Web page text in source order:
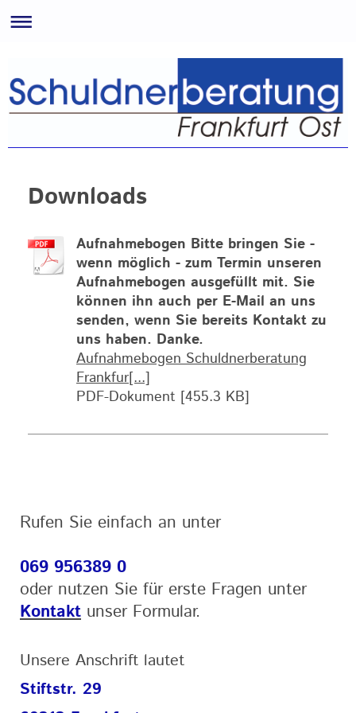
Downloads
Aufnahmebogen Bitte bringen Sie -
wenn möglich - zum Termin unseren
Aufnahmebogen ausgefüllt mit. Sie
können ihn auch per E-Mail an uns
senden, wenn Sie bereits Kontakt zu
uns haben. Danke.
Aufnahmebogen Schuldnerberatung
Frankfur[...]
PDF-Dokument [455.3 KB]
Rufen Sie einfach an unter
069 956389 0
oder nutzen Sie für erste Fragen unter
Kontakt unser Formular.
Unsere Anschrift lautet
Stiftstr. 29